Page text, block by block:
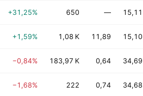
+31,25% 650 — 15,11
+1,59% 1,08 K 11,89 15,10
−0,84% 183,97 K 0,64 34,69
−1,68% 222 0,74 34,68